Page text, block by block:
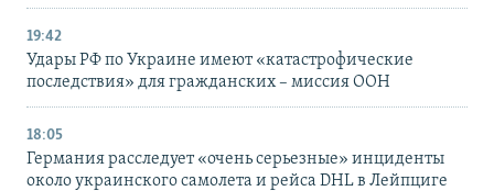
19:42
Удары РФ по Украине имеют «катастрофические
последствия» для гражданских – миссия ООН
18:05
Германия расследует «очень серьезные» инциденты
около украинского самолета и рейса DHL в Лейпциге